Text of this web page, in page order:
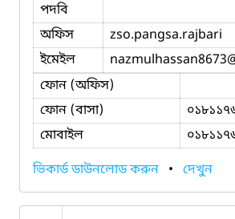
পদবি
অফিস
zso.pangsa.rajbari
ইমেইল
nazmulhassan8673
ফোন (অফিস)
ফোন (বাসা)
মোবাইল
ভিকার্ড ডাউনলোড করুন • দেখুন